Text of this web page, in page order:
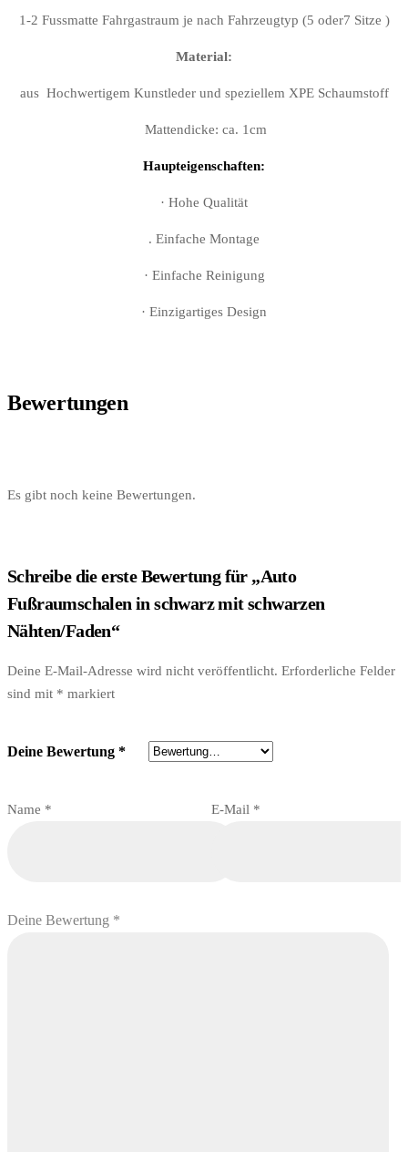
1-2 Fussmatte Fahrgastraum je nach Fahrzeugtyp (5 oder7 Sitze )
Material:
aus Hochwertigem Kunstleder und speziellem XPE Schaumstoff
Mattendicke: ca. 1cm
Haupteigenschaften:
· Hohe Qualität
. Einfache Montage
· Einfache Reinigung
· Einzigartiges Design
Bewertungen
Es gibt noch keine Bewertungen.
Schreibe die erste Bewertung für „Auto
Fußraumschalen in schwarz mit schwarzen
Nähten/Faden“
Deine E-Mail-Adresse wird nicht veröffentlicht. Erforderliche Felder
sind mit * markiert
Name * E-Mail *
Deine Bewertung *
Deine Bewertung *